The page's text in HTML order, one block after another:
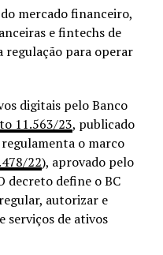
mercado financeiro,
e fintechs de
regulação para operar
digitais pelo Banco
11.563/23, publicado
o marco
22), aprovado pelo
decreto define o BC
autorizar e
serviços de ativos